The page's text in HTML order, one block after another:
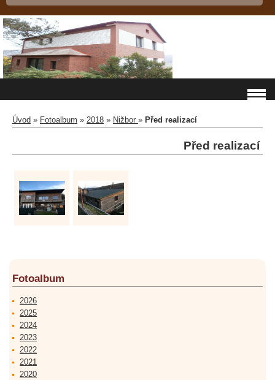
Úvod » Fotoalbum » 2018 » Nižbor » Před realizací
Před realizací
Fotoalbum
2026
2025
2024
2023
2022
2021
2020